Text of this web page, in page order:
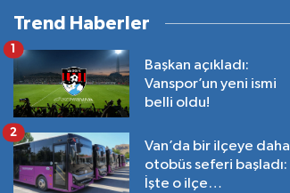
Trend Haberler
Başkan açıkladı:
Vanspor’un yeni ismi
belli oldu!
1
Van’da bir ilçeye daha
otobüs seferi başladı:
İşte o ilçe…
2